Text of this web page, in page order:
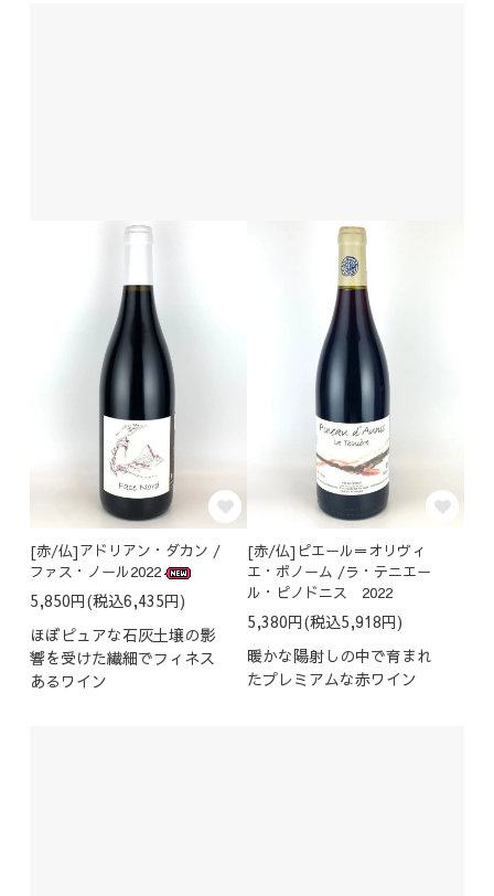
[赤/仏]アドリアン・ダカン /
ファス・ノール2022
5,850円(税込6,435円)
ほぼピュアな石灰土壌の影
響を受けた繊細でフィネス
あるワイン
[赤/仏]ピエール＝オリヴィ
エ・ボノーム /ラ・テニエー
ル・ピノドニス 2022
5,380円(税込5,918円)
暖かな陽射しの中で育まれ
たプレミアムな赤ワイン